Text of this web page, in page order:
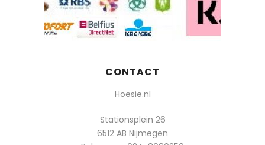
CONTACT
Hoesie.nl
Stationsplein 26
6512 AB Nijmegen